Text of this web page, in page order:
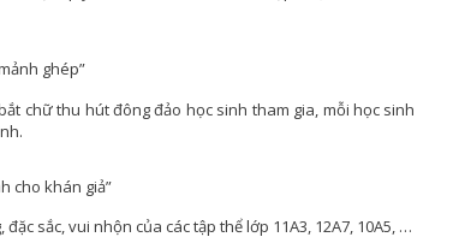
ghép”
chữ thu hút đông đảo học sinh tham gia, mỗi học sinh
cho khán giả”
sắc, vui nhộn của các tập thể lớp 11A3, 12A7, 10A5, …